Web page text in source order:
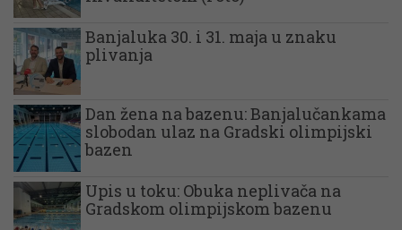
Banjaluka 30. i 31. maja u znaku
plivanja
Dan žena na bazenu: Banjalučankama
slobodan ulaz na Gradski olimpijski
bazen
Upis u toku: Obuka neplivača na
Gradskom olimpijskom bazenu